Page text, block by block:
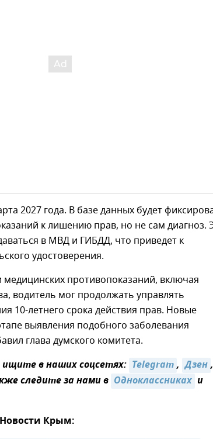
2027 года. В базе данных будет
к лишению прав, но не сам диагноз.
в МВД и ГИБДД, что приведет к
удостоверения.
противопоказаний, включая
водитель мог продолжать управлять
10-летнего срока действия прав. Новые
выявления подобного заболевания
глава думского комитета.
в наших соцсетях: Telegram, Дзен,
следите за нами в Одноклассниках и
Крым: